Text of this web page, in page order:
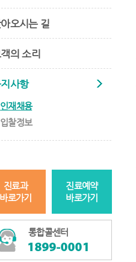
오시는 길
의 소리
사항
인재채용
입찰정보
진료과
바로가기
진료예약
바로가기
통합콜센터